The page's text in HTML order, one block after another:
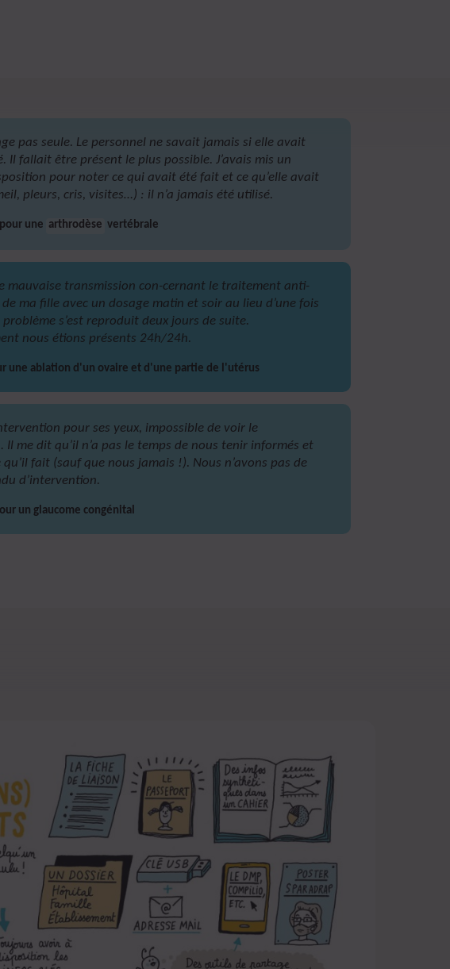
pas seule. Le personnel ne savait jamais si elle avait
Il fallait être présent le plus possible. J’avais mis un
pour noter ce qui avait été fait et ce qu’elle avait
pleurs, cris, visites…) : il n’a jamais été utilisé.
une arthrodèse vertébrale
mauvaise transmission con-cernant le traitement anti-
ma fille avec un dosage matin et soir au lieu d’une fois
problème s’est reproduit deux jours de suite.
nous étions présents 24h/24h.
une ablation d'un ovaire et d'une partie de l'utérus
pour ses yeux, impossible de voir le
me dit qu’il n’a pas le temps de nous tenir informés et
qu’il fait (sauf que nous jamais !). Nous n’avons pas de
d’intervention.
un glaucome congénital